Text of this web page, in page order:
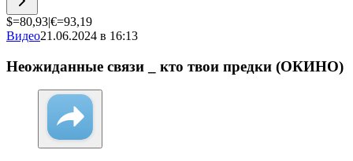
$=80,93|€=93,19
Видео21.06.2024 в 16:13
Неожиданные связи _ кто твои предки (ОКИНО)